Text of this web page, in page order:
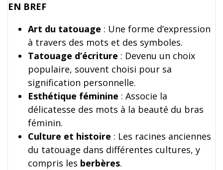
EN BREF
Art du tatouage : Une forme d’expression
à travers des mots et des symboles.
Tatouage d’écriture : Devenu un choix
populaire, souvent choisi pour sa
signification personnelle.
Esthétique féminine : Associe la
délicatesse des mots à la beauté du bras
féminin.
Culture et histoire : Les racines anciennes
du tatouage dans différentes cultures, y
compris les berbères.